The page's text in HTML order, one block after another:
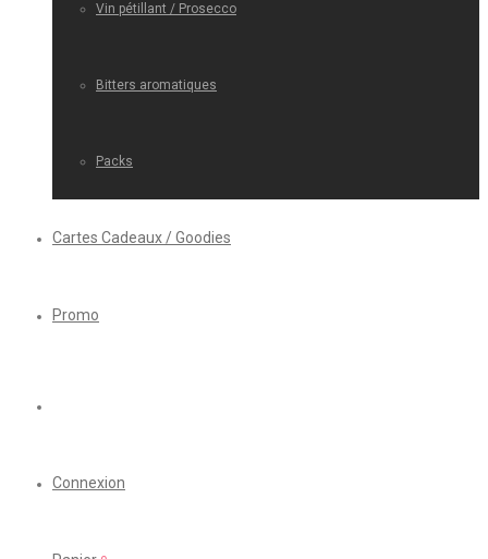
Vin pétillant / Prosecco
Bitters aromatiques
Packs
Cartes Cadeaux / Goodies
Promo
Connexion